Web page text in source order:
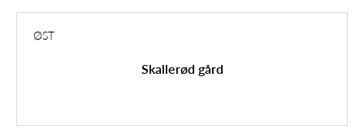
ØST
Skallerød gård